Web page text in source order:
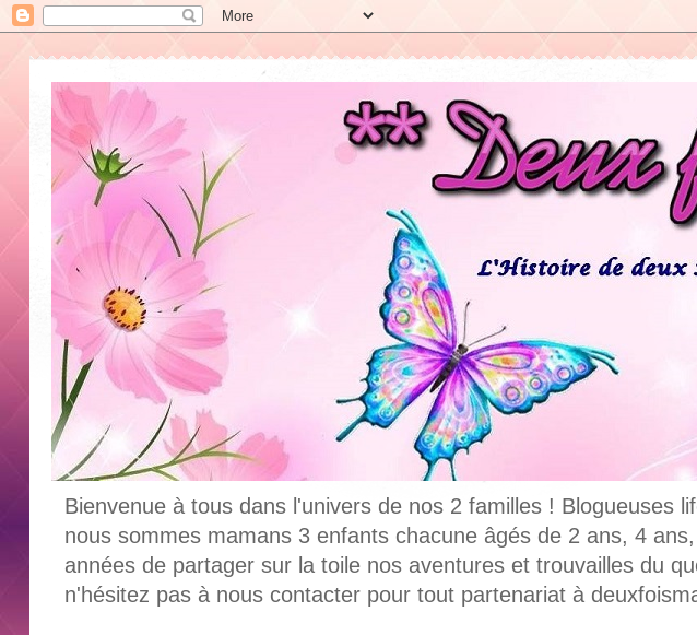
Bienvenue à tous dans l'univers de nos 2 familles ! Blogueuses
nous sommes mamans 3 enfants chacune âgés de 2 ans, 4
années de partager sur la toile nos aventures et trouvailles du
n'hésitez pas à nous contacter pour tout partenariat à